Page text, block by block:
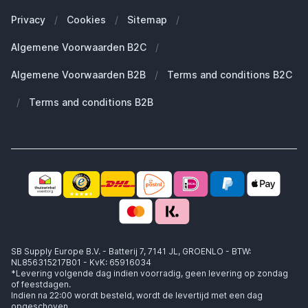
Zakelijke klanten (B2B)
Groot en uniek assortiment
400.000+ klanten geleverd
Welke MagSafe heb ik nodig?
Werken bij SB Supply
Working at SB Supply
Privacy / Cookies / Sitemap /
Algemene Voorwaarden B2C /
Algemene Voorwaarden B2B / Terms and conditions B2C
/ Terms and conditions B2B
SB Supply Europe B.V. - Batterij 7, 7141 JL, GROENLO - BTW:
NL856315217B01 - KvK: 65916034
*Levering volgende dag indien voorradig, geen levering op zondag
of feestdagen.
Indien na 22:00 wordt besteld, wordt de levertijd met een dag